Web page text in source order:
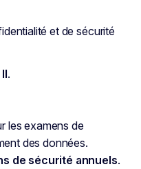
et de sécurité
.
les examens de
des données.
de sécurité annuels.